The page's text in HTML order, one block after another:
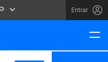
Entrar